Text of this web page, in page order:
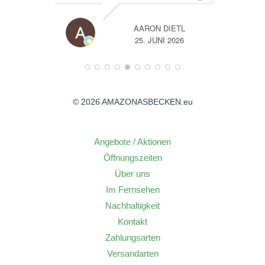
A
14. JUNI 2026
© 2026 AMAZONASBECKEN.eu
Angebote / Aktionen
Öffnungszeiten
Über uns
Im Fernsehen
Nachhaltigkeit
Kontakt
Zahlungsarten
Versandarten